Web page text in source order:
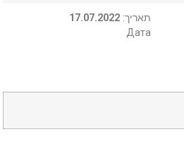
17.07.2022 :תאריך
Дата